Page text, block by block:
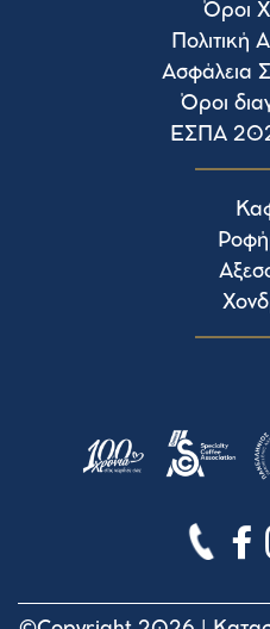
Όροι
Πολιτική
Ασφάλεια
Όροι
ΕΣΠΑ